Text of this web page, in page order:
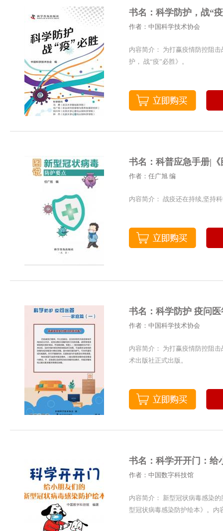
书名：科学防护，战“
作者：中国科学技术协会
内容简介： 为打赢疫情防控阻
护， 战“疫”必胜》。
书名：科普应急手册|
作者：任广旭 编
内容简介： 战疫还在持续,坚持
书名：科学防护 疫问医
作者：中国科学技术协会
内容简介： 为打赢疫情防控阻
术出版社正式出版。
书名：科学开开门：给
作者：中国数字科技馆
内容简介： 新型冠状病毒感染
型冠状病毒感染防护绘本》。内